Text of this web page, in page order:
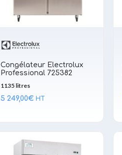
Congélateur Electrolux
Professional 725382
1135 litres
5 249,00€ HT